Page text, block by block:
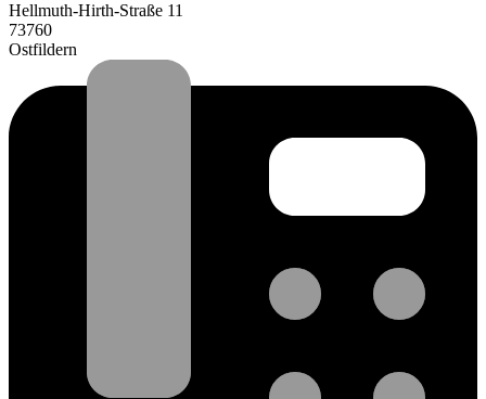
Hellmuth-Hirth-Straße 11
73760
Ostfildern